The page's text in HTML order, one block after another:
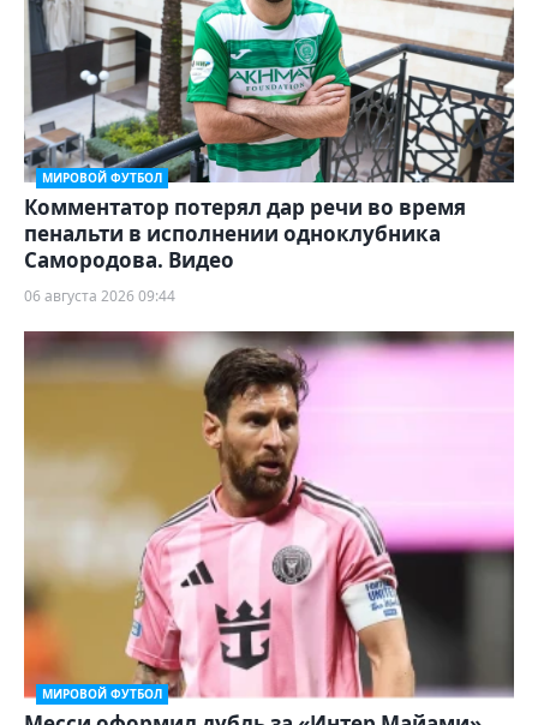
МИРОВОЙ ФУТБОЛ
Комментатор потерял дар речи во время
пенальти в исполнении одноклубника
Самородова. Видео
06 августа 2026 09:44
МИРОВОЙ ФУТБОЛ